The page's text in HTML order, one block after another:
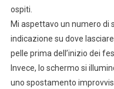
ospiti.
Mi aspettavo un numero di
indicazione su dove
pelle prima dell’inizio dei
Invece, lo schermo si
uno spostamento